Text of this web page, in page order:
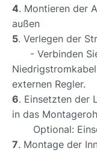
4. Montieren der
außen
5. Verlegen der
- Verbinden
externen Regler.
6. Einsetzten der
in das
Optional:
7. Montage der